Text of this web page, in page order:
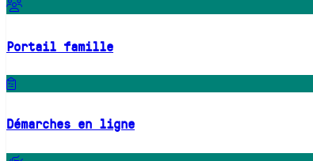
Portail famille
Démarches en ligne